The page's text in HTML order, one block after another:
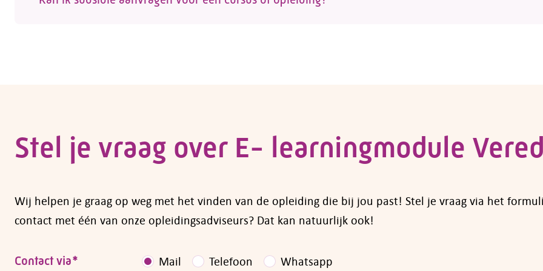
Stel je vraag over E- learningmodule
Wij helpen je graag op weg met het vinden van de opleiding die bij jou past! Stel je vraag via het
contact met één van onze opleidingsadviseurs? Dat kan natuurlijk ook!
Contact via* Mail Telefoon Whatsapp